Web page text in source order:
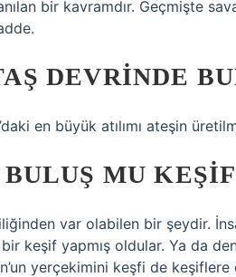
bir kavramdır. Geçmişte
DEVRINDE
en büyük atılımı ateşin
MU
var olabilen bir şeydir.
keşif yapmış oldular. Ya da
yerçekimini keşfi de keşiflere